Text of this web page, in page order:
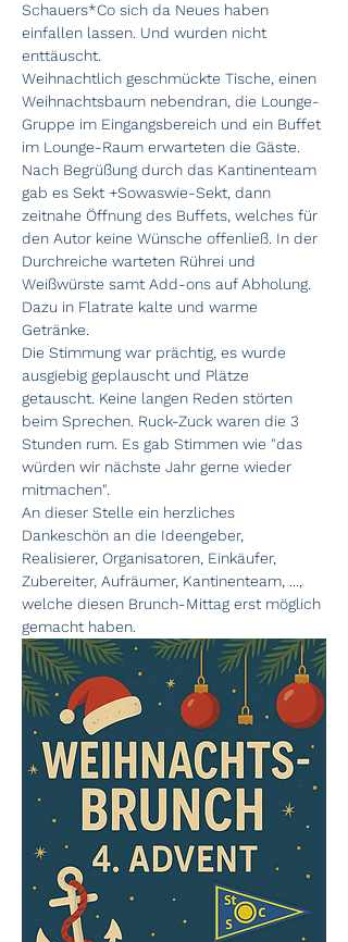
Schauers*Co sich da Neues haben
einfallen lassen. Und wurden nicht
enttäuscht.
Weihnachtlich geschmückte Tische, einen
Weihnachtsbaum nebendran, die Lounge-
Gruppe im Eingangsbereich und ein Buffet
im Lounge-Raum erwarteten die Gäste.
Nach Begrüßung durch das Kantinenteam
gab es Sekt +Sowaswie-Sekt, dann
zeitnahe Öffnung des Buffets, welches für
den Autor keine Wünsche offenließ. In der
Durchreiche warteten Rührei und
Weißwürste samt Add-ons auf Abholung.
Dazu in Flatrate kalte und warme
Getränke.
Die Stimmung war prächtig, es wurde
ausgiebig geplauscht und Plätze
getauscht. Keine langen Reden störten
beim Sprechen. Ruck-Zuck waren die 3
Stunden rum. Es gab Stimmen wie "das
würden wir nächste Jahr gerne wieder
mitmachen".
An dieser Stelle ein herzliches
Dankeschön an die Ideengeber,
Realisierer, Organisatoren, Einkäufer,
Zubereiter, Aufräumer, Kantinenteam, ...,
welche diesen Brunch-Mittag erst möglich
gemacht haben.